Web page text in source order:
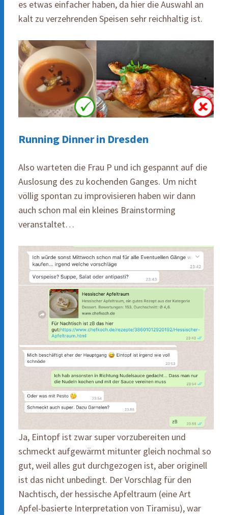
es etwas einfacher haben, da hier die Auswahl an
kalt zu verzehrenden Speisen sehr reichhaltig ist.
Running Dinner in Dresden
Also warteten die Frau P und ich gespannt auf die
Auslosung des zu kochenden Ganges. Um nicht
völlig spontan zu improvisieren haben wir dann
auch schon mal ein kleines Brainstorming
veranstaltet…
Ja, Eintopf ist zwar super vorzubereiten und
schmeckt aufgewärmt mitunter gleich nochmal so
gut, weil alles gut durchgezogen ist, aber originell
ist das nicht unbedingt. Der Vorschlag für den
Nachtisch, der hessische Apfeltraum (eine Art
Apfel-basierte Interpretation von Tiramisu), war